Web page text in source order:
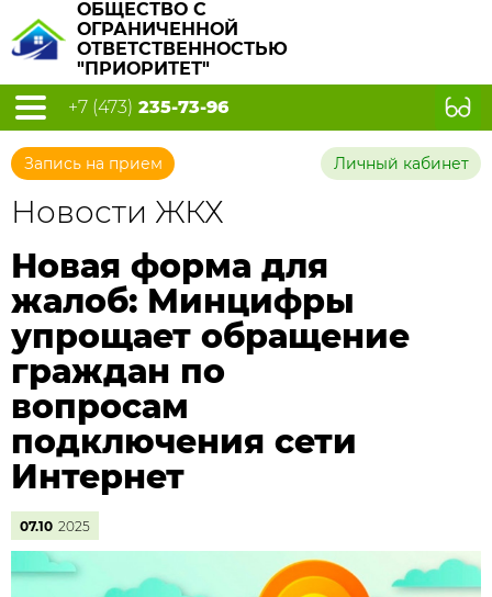
ОБЩЕСТВО С
ОГРАНИЧЕННОЙ
ОТВЕТСТВЕННОСТЬЮ
"ПРИОРИТЕТ"
+7 (473) 235-73-96
Запись на прием Личный кабинет
Новости ЖКХ
Новая форма для
жалоб: Минцифры
упрощает обращение
граждан по
вопросам
подключения сети
Интернет
07.10 2025